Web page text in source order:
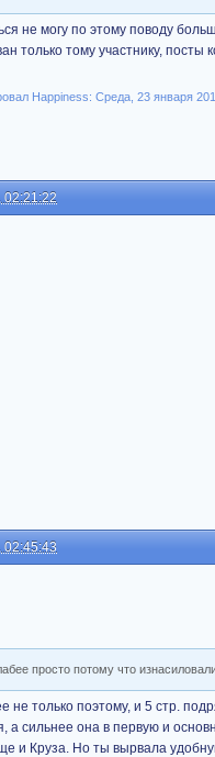
не могу по этому поводу
только тому участнику, посты
Happiness: Среда, 23 января
02:21:22
02:45:43
просто потому что
не только поэтому, и 5 стр.
а сильнее она в первую и
и Круза. Но ты вырвала